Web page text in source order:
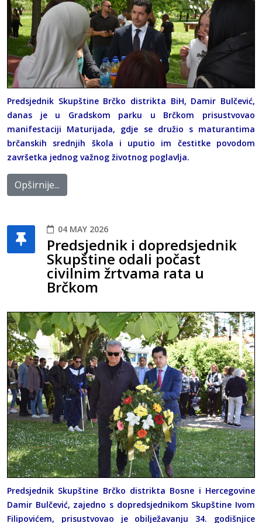
Predsjednik Skupštine Brčko distrikta BiH, Damir Bulčević,
danas je u Gradskom parku u Brčkom prisustvovao
manifestaciji Maturijada, gdje se družio s maturantima
brčanskih srednjih škola i uputio im čestitke povodom
završetka jednog važnog životnog poglavlja.
Opširnije...
04 MAY 2026
Predsjednik i dopredsjednik
Skupštine odali počast
civilnim žrtvama rata u
Brčkom
Predsjednik Skupštine Brčko distrikta Bosne i Hercegovine
Damir Bulčević, zajedno s dopredsjednikom Skupštine Ivom
Filipovićem, prisustvovao je obilježavanju 34. godišnjice